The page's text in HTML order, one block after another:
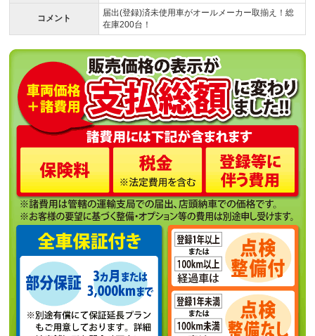
コメント
届出(登録)済未使用車がオールメーカー取揃え！総
在庫200台！